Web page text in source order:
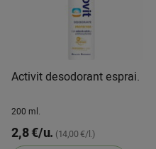
Activit desodorant esprai.
200 ml.
2,8 €/u. (14,00 €/l.)